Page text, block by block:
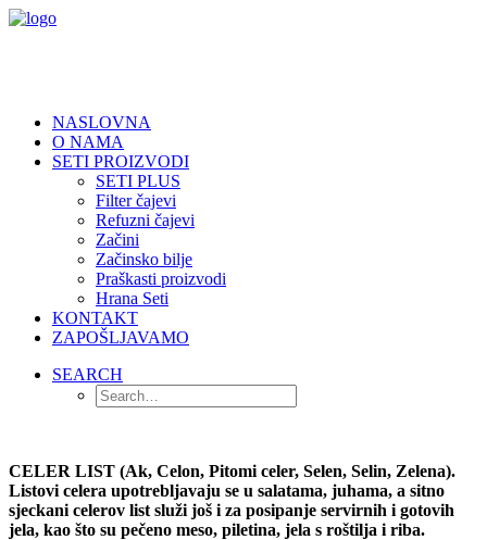
NASLOVNA
O NAMA
SETI PROIZVODI
SETI PLUS
Filter čajevi
Refuzni čajevi
Začini
Začinsko bilje
Praškasti proizvodi
Hrana Seti
KONTAKT
ZAPOŠLJAVAMO
SEARCH
CELER LIST (Ak, Celon, Pitomi celer, Selen, Selin, Zelena).
Listovi celera upotrebljavaju se u salatama, juhama, a sitno
sjeckani celerov list služi još i za posipanje servirnih i gotovih
jela, kao što su pečeno meso, piletina, jela s roštilja i riba.